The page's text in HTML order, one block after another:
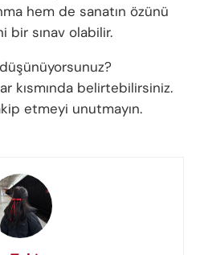
hem de sanatın özünü
bir sınav olabilir.
kısmında belirtebilirsiniz.
etmeyi unutmayın.